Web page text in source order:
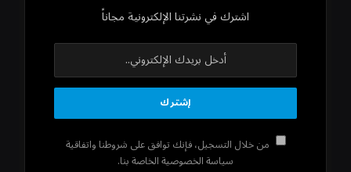
اشترك في نشرتنا الإلكترونية مجاناً
من خلال التسجيل، فإنك توافق على شروطنا واتفاقية
سياسة الخصوصية الخاصة بنا.